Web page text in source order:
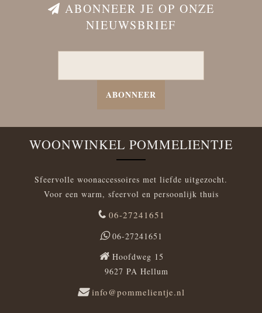
ABONNEER JE OP ONZE
NIEUWSBRIEF
ABONNEER
WOONWINKEL POMMELIENTJE
Sfeervolle woonaccessoires met liefde uitgezocht.
Voor een warm, sfeervol en persoonlijk thuis
06-27241651
06-27241651
Hoofdweg 15
9627 PA Hellum
info@pommelientje.nl